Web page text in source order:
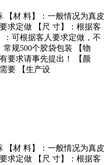
【材 料】：一般情况为真皮
求定做 【尺 寸】：根据客
：可根据客人要求定做，不
规500个胶袋包装 【物
要求请事先提出！ 【颜
要 【生产设
【材 料】：一般情况为真皮
求定做 【尺 寸】：根据客